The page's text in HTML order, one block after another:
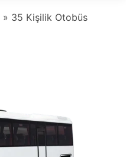
» 35 Kişilik Otobüs